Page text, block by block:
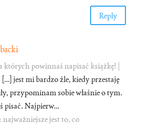
Reply
których powinnaś napisać książkę! |
jest mi bardzo źle, kiedy przestaję
przypominam sobie właśnie o tym.
pisać. Najpierw…
najważniejsze jest to, co